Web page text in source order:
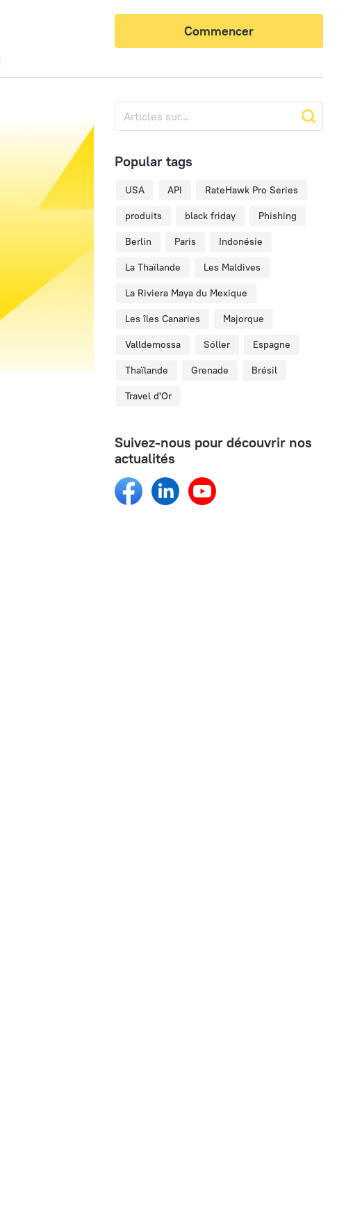
Commencer
Popular tags
USA API RateHawk Pro Series
produits black friday Phishing
Berlin Paris Indonésie
La Thaïlande Les Maldives
La Riviera Maya du Mexique
Les îles Canaries Majorque
Valldemossa Sóller Espagne
Thaïlande Grenade Brésil
Travel d'Or
Suivez-nous pour découvrir nos
actualités